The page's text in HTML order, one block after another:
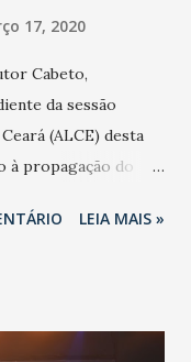
17, 2020
Cabeto,
da sessão
(ALCE) desta
à propagação do
da
os ambientes
LEIA MAIS »